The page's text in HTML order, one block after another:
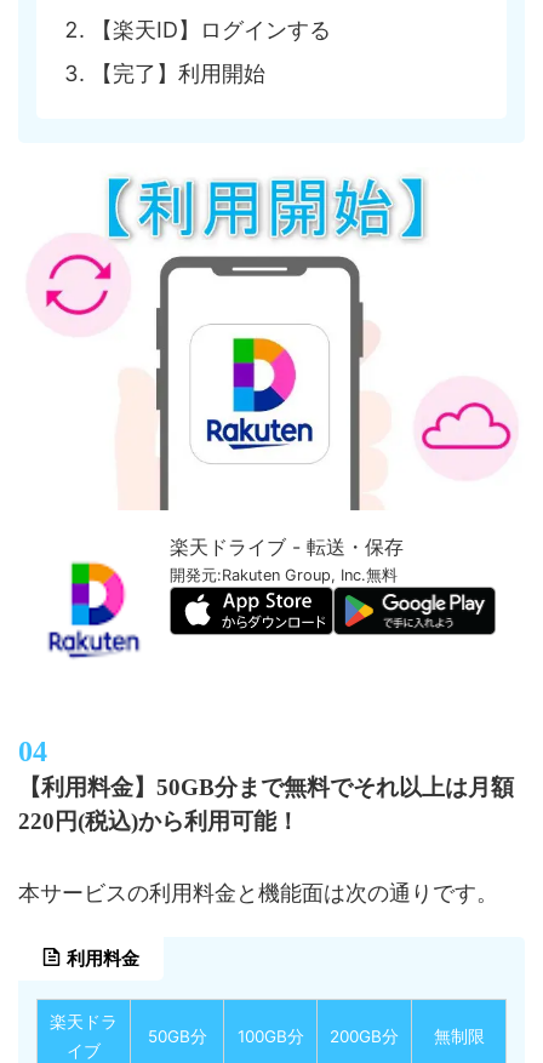
【楽天ID】ログインする
【完了】利用開始
楽天ドライブ - 転送・保存
開発元:Rakuten Group, Inc.無料
【利用料金】50GB分まで無料でそれ以上は月額
220円(税込)から利用可能！
本サービスの利用料金と機能面は次の通りです。
利用料金
楽天ドラ
イブ
50GB分 100GB分 200GB分 無制限